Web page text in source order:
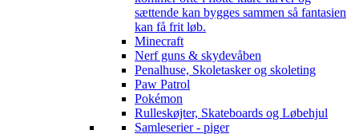
sættende kan bygges sammen så fantasien
kan få frit løb.
Minecraft
Nerf guns & skydevåben
Penalhuse, Skoletasker og skoleting
Paw Patrol
Pokémon
Rulleskøjter, Skateboards og Løbehjul
Samleserier - piger